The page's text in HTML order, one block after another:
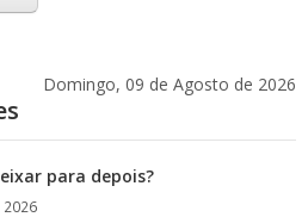
Domingo, 09 de Agosto de 2026
para depois?